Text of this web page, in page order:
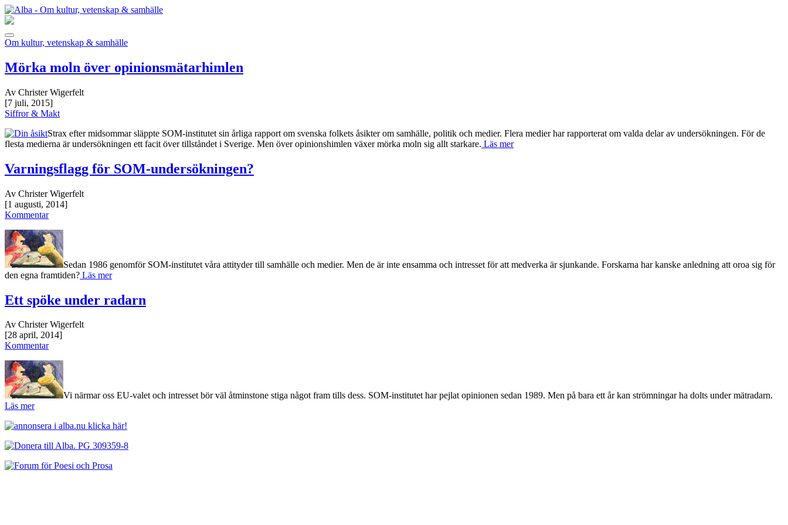
Om kultur, vetenskap & samhälle
Mörka moln över opinionsmätarhimlen
Av Christer Wigerfelt
[7 juli, 2015]
Siffror & Makt
Strax efter midsommar släppte SOM-institutet sin årliga rapport om svenska folkets åsikter om samhälle, politik och medier. Flera medier har rapporterat om valda delar av undersökningen. För de
flesta medierna är undersökningen ett facit över tillståndet i Sverige. Men över opinionshimlen växer mörka moln sig allt starkare. Läs mer
Varningsflagg för SOM-undersökningen?
Av Christer Wigerfelt
[1 augusti, 2014]
Kommentar
Sedan 1986 genomför SOM-institutet våra attityder till samhälle och medier. Men de är inte ensamma och intresset för att medverka är sjunkande. Forskarna har kanske anledning att oroa sig för
den egna framtiden? Läs mer
Ett spöke under radarn
Av Christer Wigerfelt
[28 april, 2014]
Kommentar
Vi närmar oss EU-valet och intresset bör väl åtminstone stiga något fram tills dess. SOM-institutet har pejlat opinionen sedan 1989. Men på bara ett år kan strömningar ha dolts under mätradarn.
Läs mer